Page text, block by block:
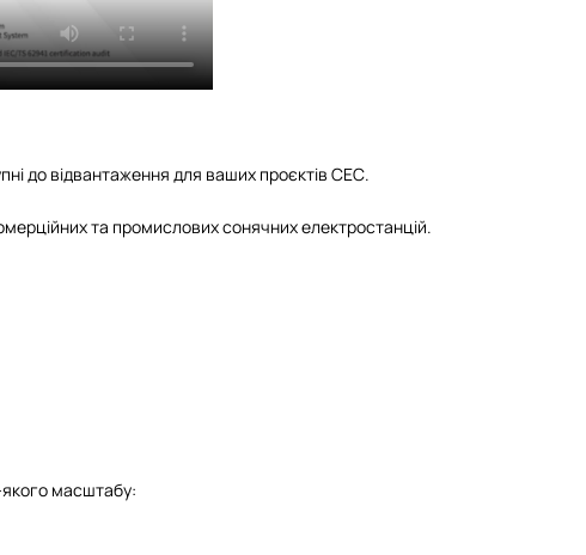
до відвантаження для ваших проєктів СЕС.
та промислових сонячних електростанцій.
масштабу: